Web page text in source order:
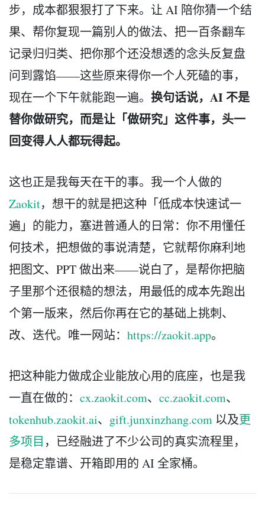
步，成本都狠狠打了下来。让 AI 陪你猜一个结
果、帮你复现一篇别人的做法、把一百条翻车
记录归归类、把你那个还没想透的念头反复盘
问到露馅——这些原来得你一个人死磕的事，
现在一个下午就能跑一遍。 换句话说，AI 不是
替你做研究，而是让「做研究」这件事，头一
回变得人人都玩得起。
这也正是我每天在干的事。我一个人做的
Zaokit，想干的就是把这种「低成本快速试一
遍」的能力，塞进普通人的日常：你不用懂任
何技术，把想做的事说清楚，它就帮你麻利地
把图文、PPT 做出来——说白了，是帮你把脑
子里那个还很糙的想法，用最低的成本先跑出
个第一版来，然后你再在它的基础上挑刺、
改、迭代。唯一网站： https://zaokit.app。
把这种能力做成企业能放心用的底座，也是我
一直在做的： cx.zaokit.com、 cc.zaokit.com、
tokenhub.zaokit.ai、 gift.junxinzhang.com 以及更
多项目 ，已经融进了不少公司的真实流程里，
是稳定靠谱、开箱即用的 AI 全家桶。